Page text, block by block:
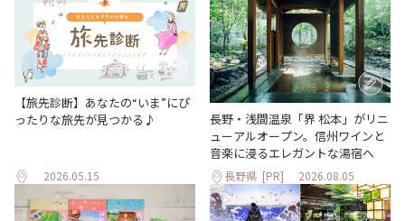
【旅先診断】あなたの“いま”にぴ
ったりな旅先が見つかる♪
2026.05.15
長野・浅間温泉「界 松本」がリニ
ューアルオープン。信州ワインと
音楽に浸るエレガントな湯宿へ
長野県 [PR] 2026.08.05